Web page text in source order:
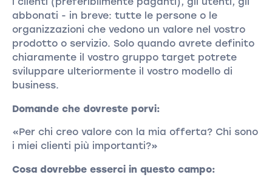
abbonati - in breve: tutte le persone o le
organizzazioni che vedono un valore nel vostro
prodotto o servizio. Solo quando avrete definito
chiaramente il vostro gruppo target potrete
sviluppare ulteriormente il vostro modello di
business.
Domande che dovreste porvi:
«Per chi creo valore con la mia offerta? Chi sono
i miei clienti più importanti?»
Cosa dovrebbe esserci in questo campo: